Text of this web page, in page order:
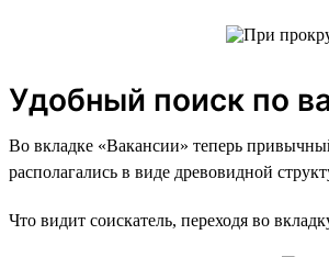
Удобный поиск по
Во вкладке «Вакансии» теперь
располагались в виде древовидной
Что видит соискатель, переходя во